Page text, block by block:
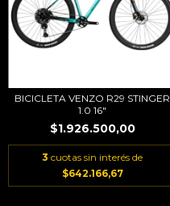
BICICLETA VENZO R29 STINGER
1.0 16"
$1.926.500,00
3 cuotas sin interés de
$642.166,67